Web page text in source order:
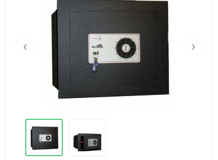
‹ ›